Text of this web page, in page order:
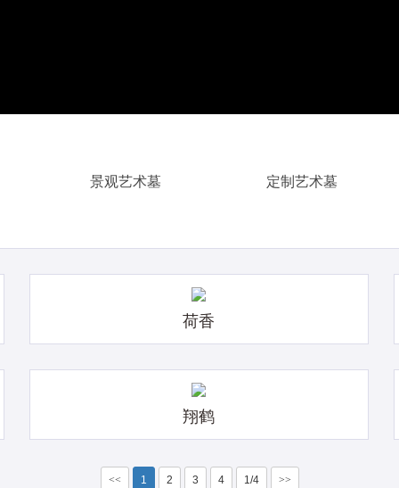
景观艺术墓 定制艺术墓
荷香
翔鹤
<< 1 2 3 4 1/4 >>